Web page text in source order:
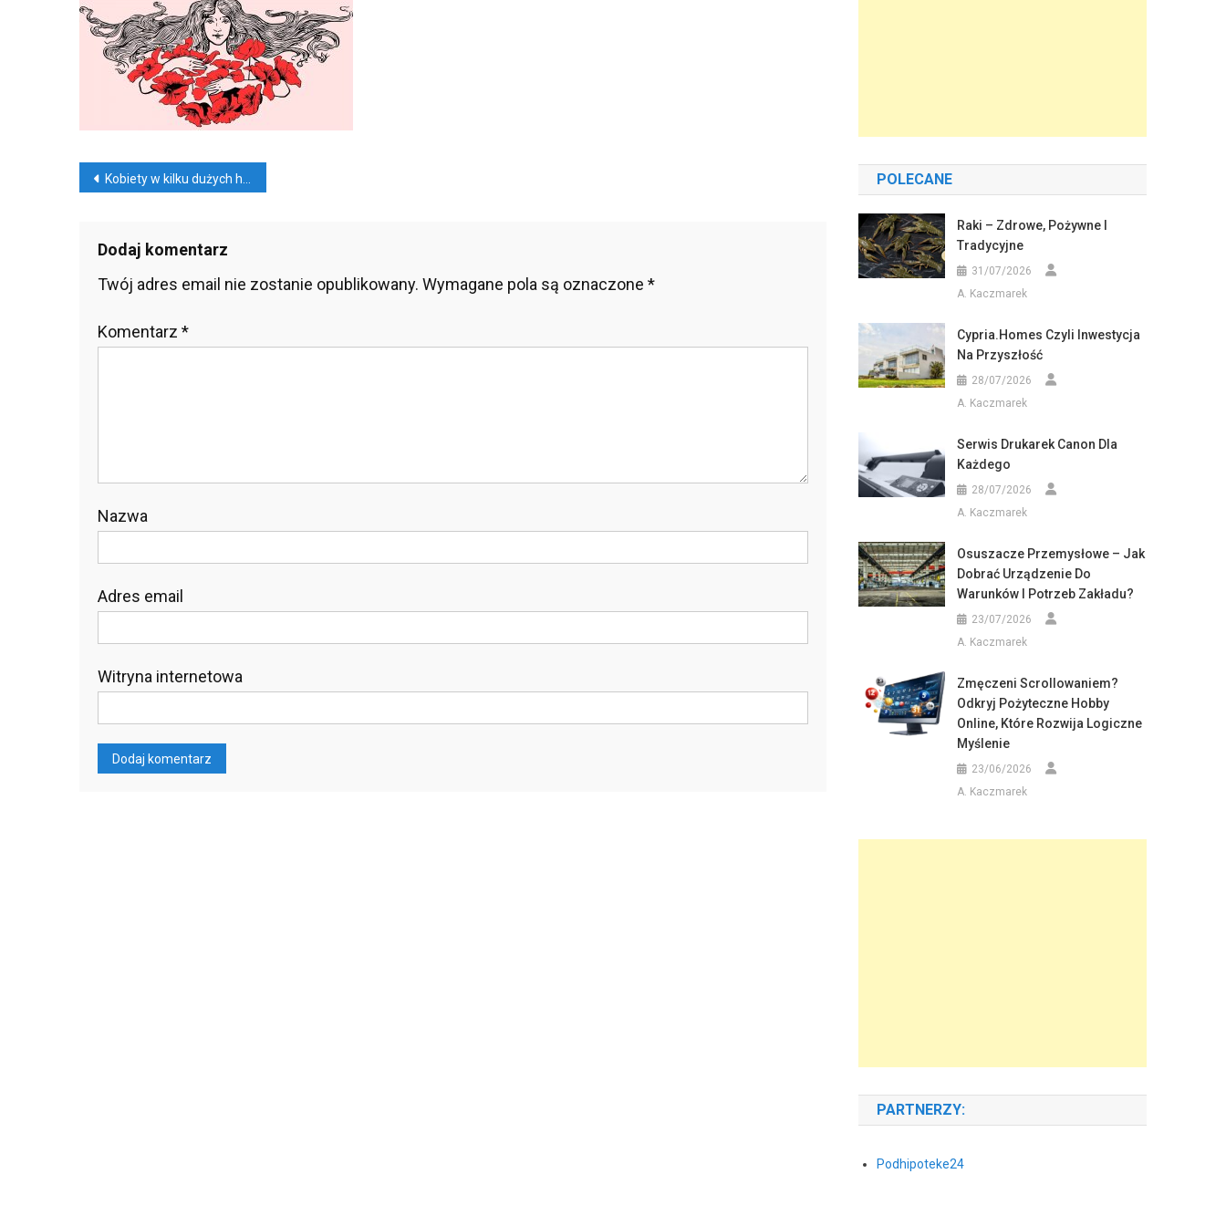
Nawigacja
Kobiety w kilku dużych hermetycznych worach
Dodaj komentarz
Twój adres email nie zostanie opublikowany. Wymagane pola są oznaczone *
Komentarz *
Nazwa
Adres email
Witryna internetowa
POLECANE
Raki – Zdrowe, Pożywne I
Tradycyjne
31/07/2026
A. Kaczmarek
Cypria.homes Czyli Inwestycja
Na Przyszłość
28/07/2026
A. Kaczmarek
Serwis Drukarek Canon Dla
Każdego
28/07/2026
A. Kaczmarek
Osuszacze Przemysłowe – Jak
Dobrać Urządzenie Do
Warunków I Potrzeb Zakładu?
23/07/2026
A. Kaczmarek
Zmęczeni Scrollowaniem?
Odkryj Pożyteczne Hobby
Online, Które Rozwija Logiczne
Myślenie
23/06/2026
A. Kaczmarek
PARTNERZY:
Podhipoteke24